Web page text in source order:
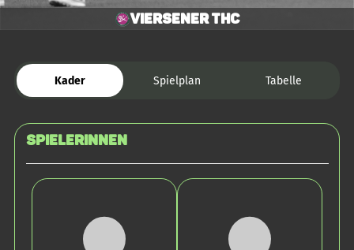
Viersener THC
Kader Spielplan Tabelle
SPIELERINNEN